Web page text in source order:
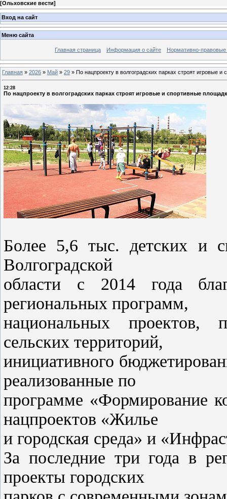
[Ольховские вести]
Вход на сайт
Меню сайта
Главная страница Информация о сайте Нормативно-правовые
Главная » 2026 » Май » 29 » По нацпроекту в волгоградских парках строят игровые и
12:28
По нацпроекту в волгоградских парках строят игровые и спортивные
Более 5,6 тыс. детских и
Волгоградской
области с 2014 года
региональных программ,
национальных проектов,
сельских территорий,
инициативного
реализованные по
программе «Формирование
нацпроектов «Жилье
и городская среда» и
За последние три года в
проекты городских